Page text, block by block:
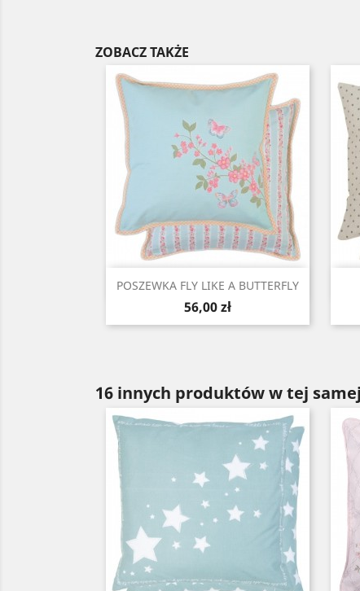
ZOBACZ TAKŻE
POSZEWKA FLY LIKE A BUTTERFLY
Cena
56,00 zł
Szybki podgląd
16 innych produktów w tej